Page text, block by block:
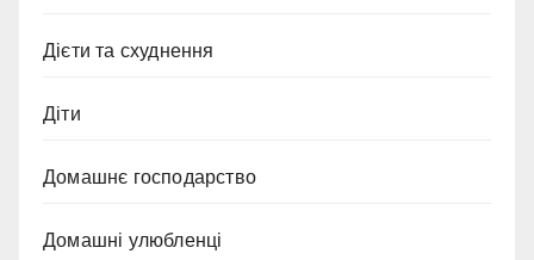
Дієти та схуднення
Діти
Домашнє господарство
Домашні улюбленці